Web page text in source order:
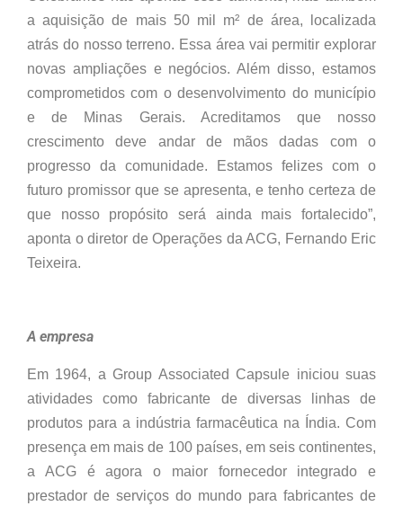
a aquisição de mais 50 mil m² de área, localizada
atrás do nosso terreno. Essa área vai permitir explorar
novas ampliações e negócios. Além disso, estamos
comprometidos com o desenvolvimento do município
e de Minas Gerais. Acreditamos que nosso
crescimento deve andar de mãos dadas com o
progresso da comunidade. Estamos felizes com o
futuro promissor que se apresenta, e tenho certeza de
que nosso propósito será ainda mais fortalecido”,
aponta o diretor de Operações da ACG, Fernando Eric
Teixeira.
A empresa
Em 1964, a Group Associated Capsule iniciou suas
atividades como fabricante de diversas linhas de
produtos para a indústria farmacêutica na Índia. Com
presença em mais de 100 países, em seis continentes,
a ACG é agora o maior fornecedor integrado e
prestador de serviços do mundo para fabricantes de